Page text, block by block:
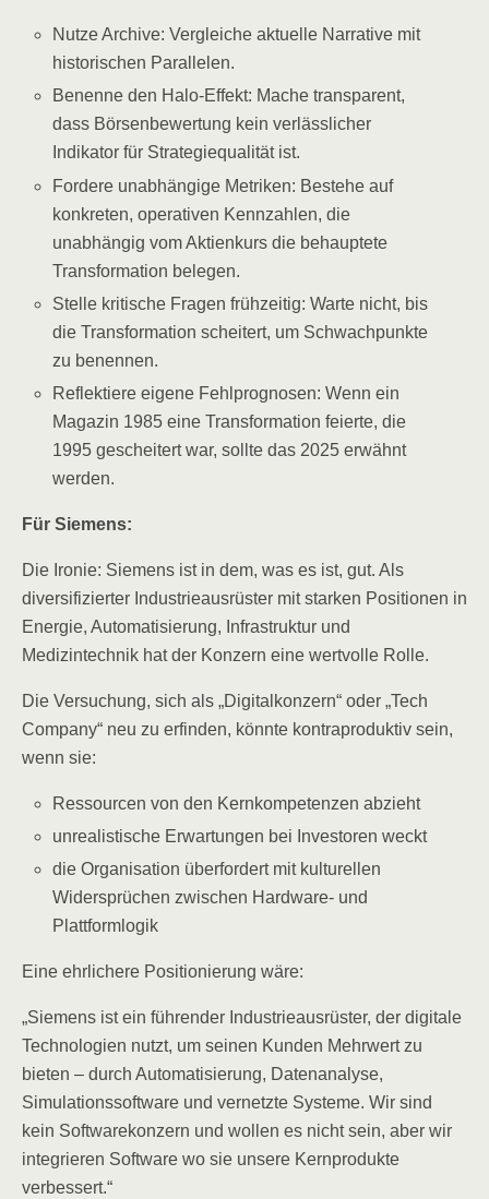
Nutze Archive: Vergleiche aktuelle Narrative mit
historischen Parallelen.
Benenne den Halo-Effekt: Mache transparent,
dass Börsenbewertung kein verlässlicher
Indikator für Strategiequalität ist.
Fordere unabhängige Metriken: Bestehe auf
konkreten, operativen Kennzahlen, die
unabhängig vom Aktienkurs die behauptete
Transformation belegen.
Stelle kritische Fragen frühzeitig: Warte nicht, bis
die Transformation scheitert, um Schwachpunkte
zu benennen.
Reflektiere eigene Fehlprognosen: Wenn ein
Magazin 1985 eine Transformation feierte, die
1995 gescheitert war, sollte das 2025 erwähnt
werden.
Für Siemens:
Die Ironie: Siemens ist in dem, was es ist, gut. Als
diversifizierter Industrieausrüster mit starken Positionen in
Energie, Automatisierung, Infrastruktur und
Medizintechnik hat der Konzern eine wertvolle Rolle.
Die Versuchung, sich als „Digitalkonzern“ oder „Tech
Company“ neu zu erfinden, könnte kontraproduktiv sein,
wenn sie:
Ressourcen von den Kernkompetenzen abzieht
unrealistische Erwartungen bei Investoren weckt
die Organisation überfordert mit kulturellen
Widersprüchen zwischen Hardware- und
Plattformlogik
Eine ehrlichere Positionierung wäre:
„Siemens ist ein führender Industrieausrüster, der digitale
Technologien nutzt, um seinen Kunden Mehrwert zu
bieten – durch Automatisierung, Datenanalyse,
Simulationssoftware und vernetzte Systeme. Wir sind
kein Softwarekonzern und wollen es nicht sein, aber wir
integrieren Software wo sie unsere Kernprodukte
verbessert.“